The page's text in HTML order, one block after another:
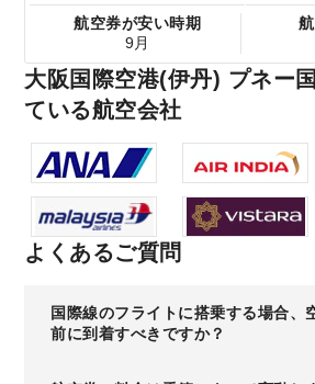
航空券が安い時期
9月
大阪国際空港(伊丹) プネー
ている航空会社
よくあるご質問
国際線のフライトに搭乗する場合、
前に到着すべきですか？